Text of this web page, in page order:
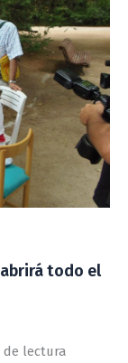
todo el
de lectura